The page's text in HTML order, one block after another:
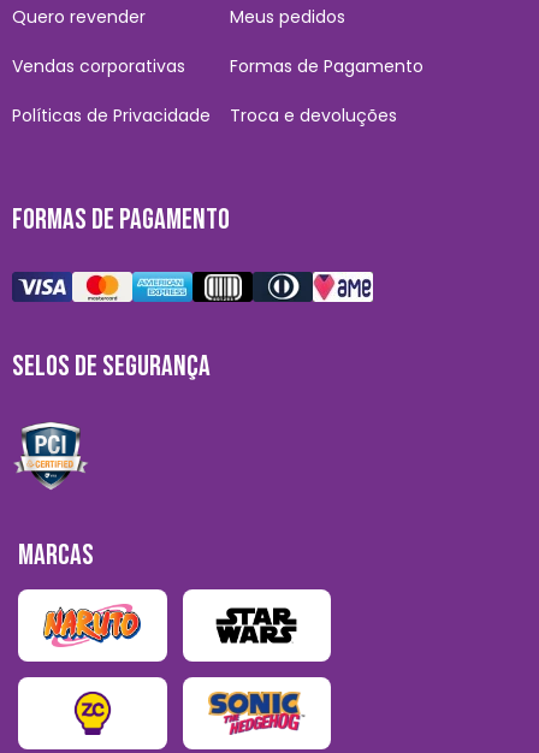
Quero revender
Vendas corporativas
Políticas de Privacidade
Meus pedidos
Formas de Pagamento
Troca e devoluções
FORMAS DE PAGAMENTO
SELOS DE SEGURANÇA
MARCAS